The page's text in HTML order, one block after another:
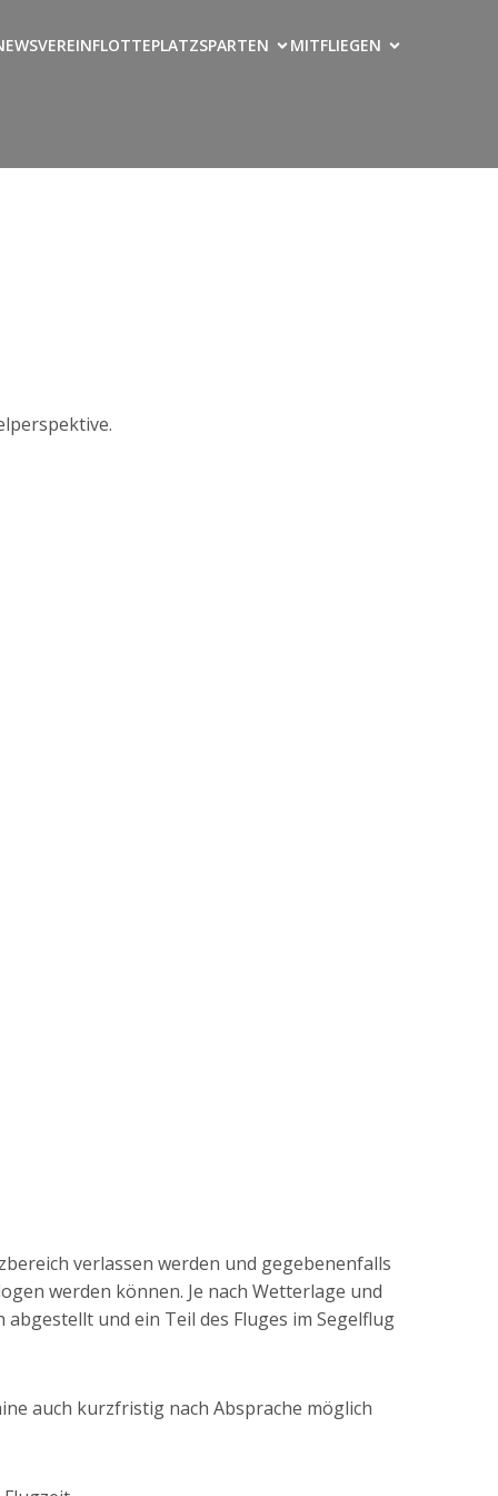
VEREINFLOTTEPLATZSPARTEN MITFLIEGEN
verlassen werden und gegebenenfalls
werden können. Je nach Wetterlage und
und ein Teil des Fluges im Segelflug
auch kurzfristig nach Absprache möglich